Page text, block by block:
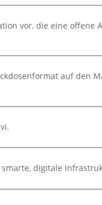
vor, die eine
auf den
digitale